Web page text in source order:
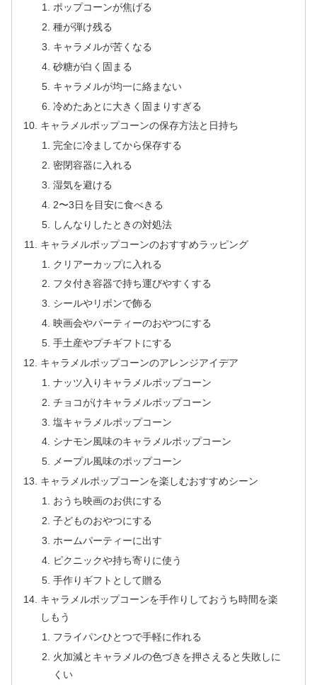
ポップコーンが焦げる
種が弾け残る
キャラメルが苦くなる
砂糖が白く固まる
キャラメルが均一に絡まない
冷めたあとに大きく固まりすぎる
キャラメルポップコーンの保存方法と日持ち
完全に冷ましてから保存する
密閉容器に入れる
湿気を避ける
2〜3日を目安に食べきる
しんなりしたときの対処法
キャラメルポップコーンのおすすめラッピング
クリアーカップに入れる
フタ付き容器で持ち運びやすくする
シールやリボンで飾る
映画会やパーティーのおやつにする
手土産やプチギフトにする
キャラメルポップコーンのアレンジアイデア
ナッツ入りキャラメルポップコーン
チョコがけキャラメルポップコーン
塩キャラメルポップコーン
シナモン風味のキャラメルポップコーン
メープル風味のポップコーン
キャラメルポップコーンを楽しむおすすめシーン
おうち映画のお供にする
子どものおやつにする
ホームパーティーに出す
ピクニックや持ち寄りに使う
手作りギフトとして贈る
キャラメルポップコーンを手作りしておうち時間を楽
しもう
フライパンひとつで手軽に作れる
火加減とキャラメルの色づきを押さえると失敗しに
くい